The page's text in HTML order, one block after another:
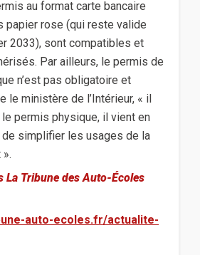
au format carte bancaire
papier rose (qui reste valide
2033), sont compatibles et
Par ailleurs, le permis de
n’est pas obligatoire et
le ministère de l’Intérieur, « il
permis physique, il vient en
simplifier les usages de la
La Tribune des Auto-Écoles
auto-ecoles.fr/actualite-